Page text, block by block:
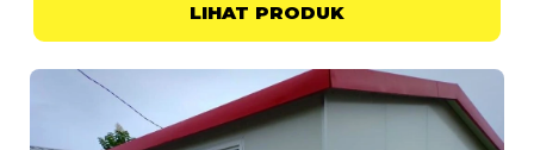
LIHAT PRODUK